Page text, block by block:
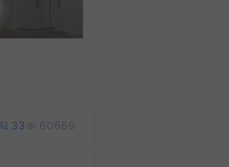
33 60669